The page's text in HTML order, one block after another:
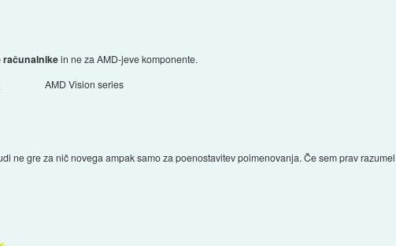
računalnikein ne za AMD-jeve komponente.
AMD Vision series
ne gre za nič novega ampak samo za poenostavitev poimenovanja. Če sem prav